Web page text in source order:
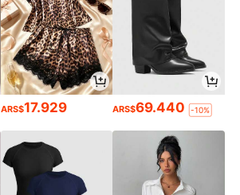
ARS$17.929 ARS$69.440 -10%